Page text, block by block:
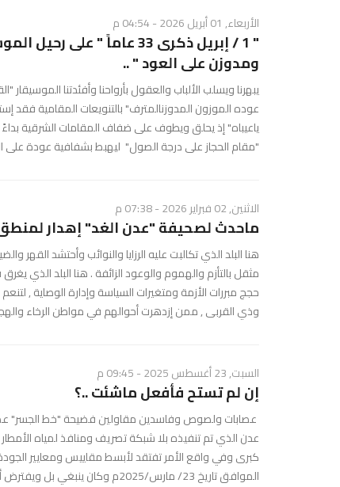
الأربعاء, 01 أبريل 2026 - 04:54 م
​" 1 / إبريل ذكرى 33 عاماً
ومدوزن على العود " ..
يبهرنا ويسلب الألباب والعقول بأرواحنا وأفئدتنا
عوده الموزون المدوزنالمترف" بالتنويعات المقامية
ياعيباه" إذ يحلق ويطوف على ضفاف المقامات الشرقية
"مقام الحجاز على درجة الصول" ليهبط بشفافية عودة على
الاثنين, 02 فبراير 2026 - 07:38 م
ماحدث لصحيفة "عدن الغد" إهدار
هنا البلد الذي تكالبت عليه الرزايا والنوائب وأحتشد
مثقل بالتأزم والهموم والوعود الزائفة . هنا البلد الذي
حجج مبررات الأزمة ومتغيرات السياسة وإدارة الوصاية ,
وذي القربى , ممن إزدهرت أحوالهم في مواطن الرخاء
السبت, 23 أغسطس 2025 - 09:45 م
إن لم تستح فأفعل ماشئت ..؟
عصابات ولصوص وفاسدين مقاولين فضيحة "خط الجسر"
عدن الذي تم تنفيذه بلا شبكة تصريف ومنافذ لمياه
كبرى وفي واقع الأمر تفتقد لأبسط مقاييس ومعايير
الموافق تاريخ 23/ مارس/2025م وكان ينبغي بل ويفترض أن تخضع تحت إشراف المحافظ ومأمورين المديريا ...